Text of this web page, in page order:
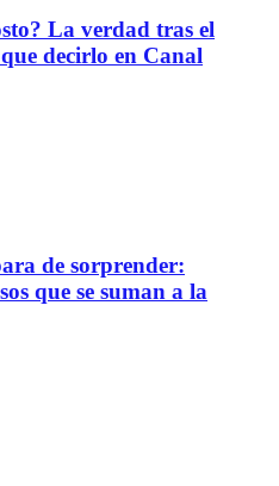
La verdad tras el
decirlo en Canal
de sorprender:
que se suman a la